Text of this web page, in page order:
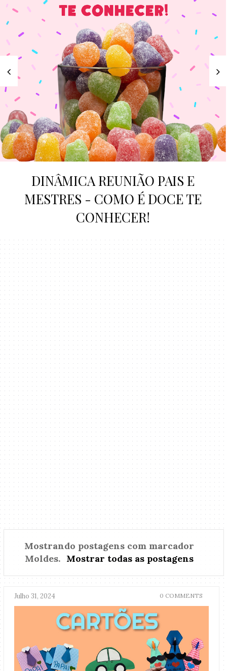
DINÂMICA REUNIÃO PAIS E
MESTRES - COMO É DOCE TE
CONHECER!
Mostrando postagens com marcador
Moldes. Mostrar todas as postagens
Julho 31, 2024 0 COMMENTS